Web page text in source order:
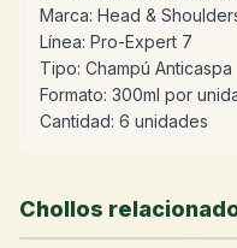
Marca: Head &
Línea: Pro-Expert 7
Tipo: Champú Anticaspa
Formato: 300ml por
Cantidad: 6 unidades
Chollos